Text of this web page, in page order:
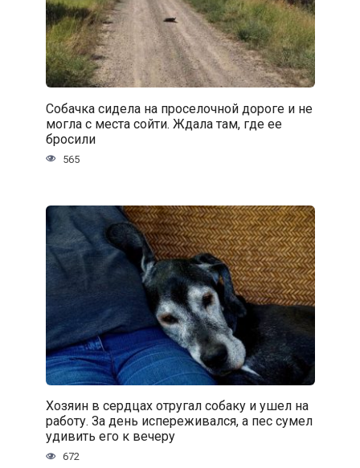
Собачка сидела на проселочной дороге и не
могла с места сойти. Ждала там, где ее
бросили
565
Хозяин в сердцах отругал собаку и ушел на
работу. За день испереживался, а пес сумел
удивить его к вечеру
672